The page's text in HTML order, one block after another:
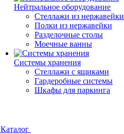
Нейтральное оборудование
Стеллажи из нержавейки
Полки из нержавейки
Разделочные столы
Моечные ванны
Системы хранения
Стеллажи с ящиками
Гардеробные системы
Шкафы для паркинга
Каталог